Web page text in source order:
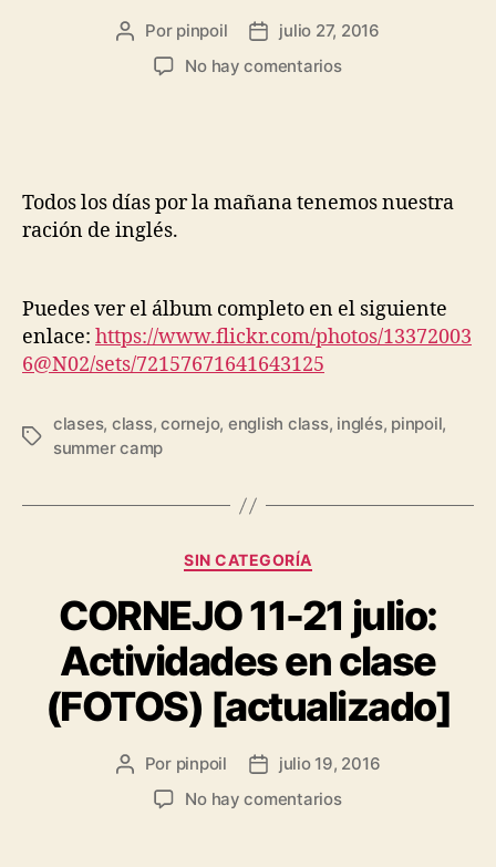
Por pinpoil
julio 27, 2016
No hay comentarios
Todos los días por la mañana tenemos nuestra
ración de inglés.
Puedes ver el álbum completo en el siguiente
enlace: https://www.flickr.com/photos/13372003
6@N02/sets/72157671641643125
clases, class,cornejo, english class, inglés, pinpoil,
summer camp
SIN CATEGORÍA
CORNEJO 11-21 julio:
Actividades en clase
(FOTOS) [actualizado]
Por pinpoil
julio 19, 2016
No hay comentarios